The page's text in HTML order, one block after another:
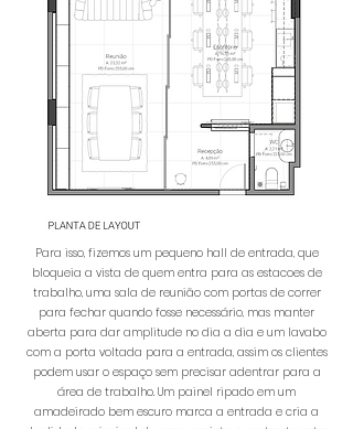
Para isso, fizemos um pequeno hall de entrada, que
bloqueia a vista de quem entra para as estacoes de
trabalho, uma sala de reunião com portas de correr
para fechar quando fosse necessário, mas manter
aberta para dar amplitude no dia a dia e um lavabo
com a porta voltada para a entrada, assim os clientes
podem usar o espaço sem precisar adentrar para a
área de trabalho. Um painel ripado em um
amadeirado bem escuro marca a entrada e cria a